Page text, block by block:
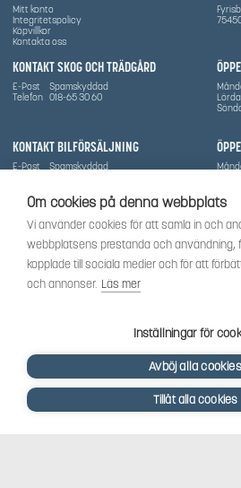
Om cookies på denna webbplats
Vi använder cookies för att samla in och
webbplatsens prestanda och användning,
kopplade till sociala medier och för att
och annonser. Läs mer
Inställningar för
Avböj alla cookies
Tillåt alla cookies
Mitt konto
Integritetspolicy
Köpvillkor
Kontakta oss
KONTAKT SKOG OCH TRÄDGÅRD
E-Post
Spamskyddad
Telefon 018-65 30 60
KONTAKT BILFÖRSÄLJNING
E-Post
Spamskyddad
Vi har sedan 1970-talet levererat skog-och
har idag även ett brett utbud av dessa produkter samt
Can-Am, Sea-Doo.
Vi är certifierad serviceverkstad.
SOCIALT